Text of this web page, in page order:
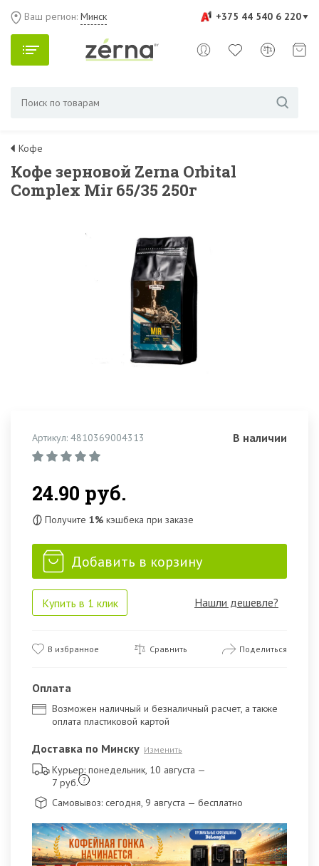
+375 44 540 6 220
Ваш регион: Минск
Кофе
Кофе зерновой Zerna Orbital
Complex Mir 65/35 250г
Артикул: 4810369004313 В наличии
24.90 руб.
Получите 1% кэшбека при заказе
Добавить в корзину
Купить в 1 клик Нашли дешевле?
В избранное Сравнить Поделиться
Оплата
Возможен наличный и безналичный расчет, а также
оплата пластиковой картой
Доставка по Минску Изменить
Курьер: понедельник, 10 августа —
7 руб. ?
Самовывоз: сегодня, 9 августа — бесплатно